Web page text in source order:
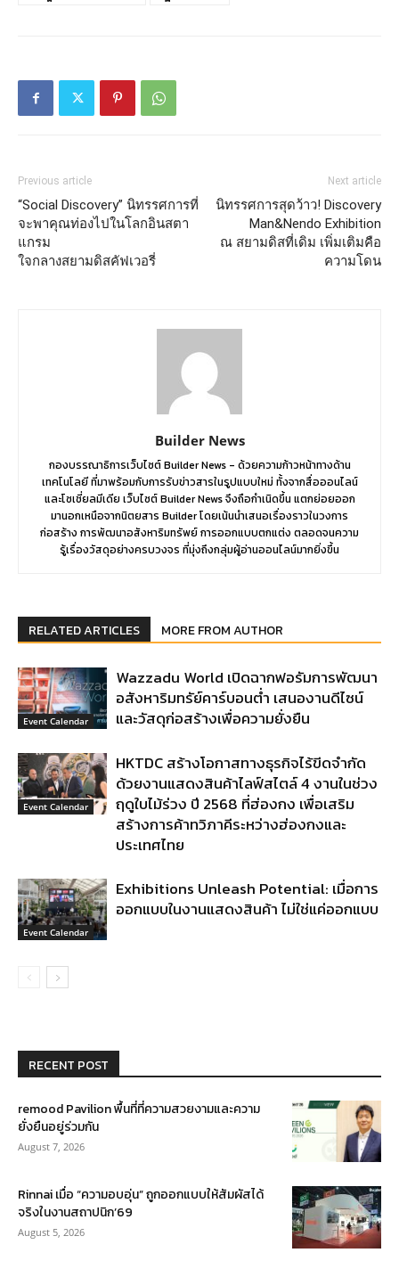
Previous article
“Social Discovery” นิทรรศการที่
จะพาคุณท่องไปในโลกอินสตา
แกรม
ใจกลางสยามดิสคัฟเวอรี่
Next article
นิทรรศการสุดว้าว! Discovery
Man&Nendo Exhibition
ณ สยามดิสที่เดิม เพิ่มเติมคือ
ความโดน
Builder News
กองบรรณาธิการเว็บไซต์ Builder News - ด้วยความก้าวหน้าทางด้าน
เทคโนโลยี ที่มาพร้อมกับการรับข่าวสารในรูปแบบใหม่ ทั้งจากสื่อออนไลน์
และโซเชี่ยลมีเดีย เว็บไซต์ Builder News จึงถือกำเนิดขึ้น แตกย่อยออก
มานอกเหนือจากนิตยสาร Builder โดยเน้นนำเสนอเรื่องราวในวงการ
ก่อสร้าง การพัฒนาอสังหาริมทรัพย์ การออกแบบตกแต่ง ตลอดจนความ
รู้เรื่องวัสดุอย่างครบวงจร ที่มุ่งถึงกลุ่มผู้อ่านออนไลน์มากยิ่งขึ้น
RELATED ARTICLES MORE FROM AUTHOR
Event Calendar
Wazzadu World เปิดฉากฟอรัมการพัฒนา
อสังหาริมทรัย์คาร์บอนต่ำ เสนองานดีไซน์
และวัสดุก่อสร้างเพื่อความยั่งยืน
Event Calendar
HKTDC สร้างโอกาสทางธุรกิจไร้ขีดจำกัด
ด้วยงานแสดงสินค้าไลฟ์สไตล์ 4 งานในช่วง
ฤดูใบไม้ร่วง ปี 2568 ที่ฮ่องกง เพื่อเสริม
สร้างการค้าทวิภาคีระหว่างฮ่องกงและ
ประเทศไทย
Event Calendar
Exhibitions Unleash Potential: เมื่อการ
ออกแบบในงานแสดงสินค้า ไม่ใช่แค่ออกแบบ
RECENT POST
remood Pavilion พื้นที่ที่ความสวยงามและความ
ยั่งยืนอยู่ร่วมกัน
August 7, 2026
Rinnai เมื่อ “ความอบอุ่น” ถูกออกแบบให้สัมผัสได้
จริงในงานสถาปนิก’69
August 5, 2026